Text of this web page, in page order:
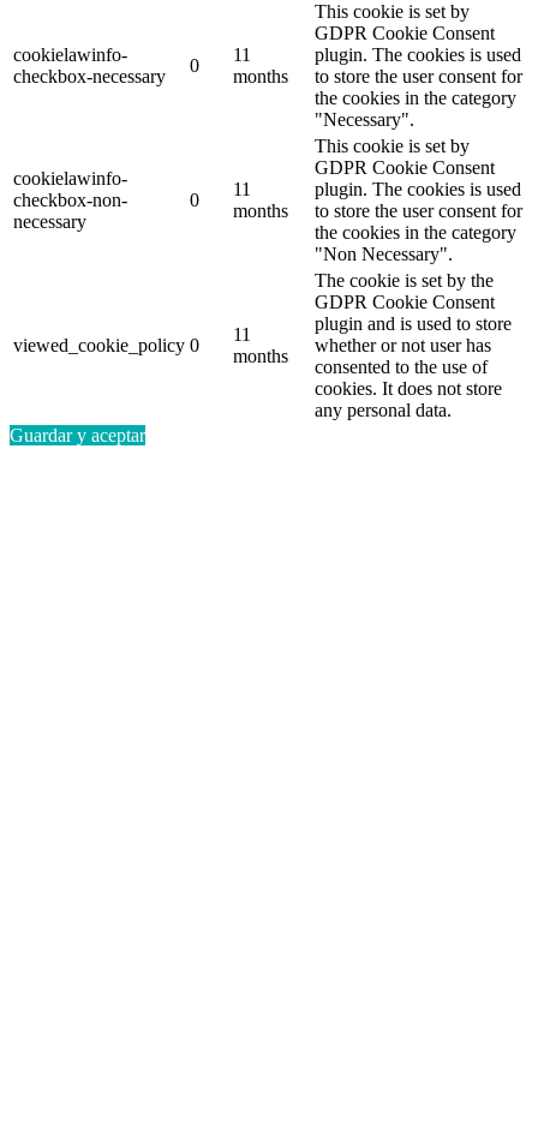
cookielawinfo-
checkbox-necessary
0
11
months
This cookie is set by
GDPR Cookie Consent
plugin. The cookies is used
to store the user consent for
the cookies in the category
"Necessary".
cookielawinfo-
checkbox-non-
necessary
0
11
months
This cookie is set by
GDPR Cookie Consent
plugin. The cookies is used
to store the user consent for
the cookies in the category
"Non Necessary".
viewed_cookie_policy 0
11
months
The cookie is set by the
GDPR Cookie Consent
plugin and is used to store
whether or not user has
consented to the use of
cookies. It does not store
any personal data.
Guardar y aceptar